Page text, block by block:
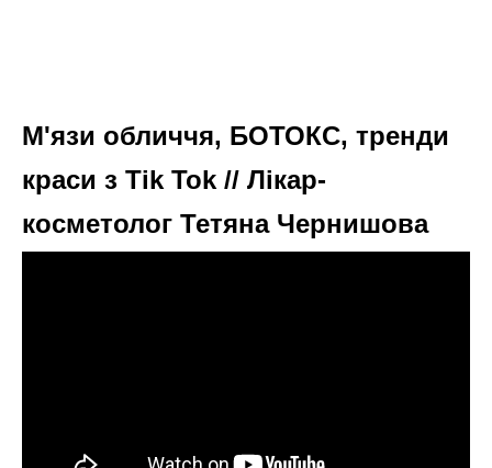
М'язи обличчя, БОТОКС, тренди
краси з Tik Tok // Лікар-
косметолог Тетяна Чернишова